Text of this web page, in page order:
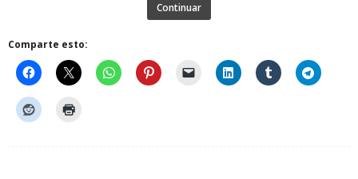
Continuar
Comparte esto: